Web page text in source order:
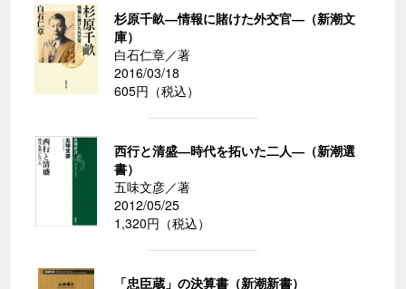
杉原千畝―情報に賭けた外交官―（新潮文
庫）
白石仁章／著
2016/03/18
605円（税込）
西行と清盛―時代を拓いた二人―（新潮選
書）
五味文彦／著
2012/05/25
1,320円（税込）
「忠臣蔵」の決算書（新潮新書）